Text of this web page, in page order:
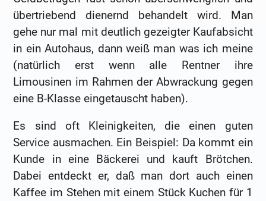
übertriebend dienernd behandelt wird. Man
gehe nur mal mit deutlich gezeigter Kaufabsicht
in ein Autohaus, dann weiß man was ich meine
(natürlich erst wenn alle Rentner ihre
Limousinen im Rahmen der Abwrackung gegen
eine B-Klasse eingetauscht haben).
Es sind oft Kleinigkeiten, die einen guten
Service ausmachen. Ein Beispiel: Da kommt ein
Kunde in eine Bäckerei und kauft Brötchen.
Dabei entdeckt er, daß man dort auch einen
Kaffee im Stehen mit einem Stück Kuchen für 1